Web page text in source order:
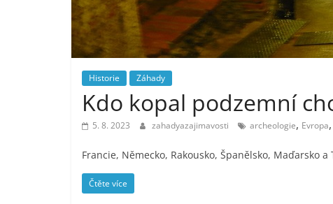
Historie Záhady
Kdo kopal podzemní
5. 8. 2023 zahadyazajimavosti archeologie, Evropa,
Francie, Německo, Rakousko, Španělsko, Maďarsko
Čtěte více